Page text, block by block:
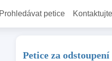
Prohledávat petice
Petice za